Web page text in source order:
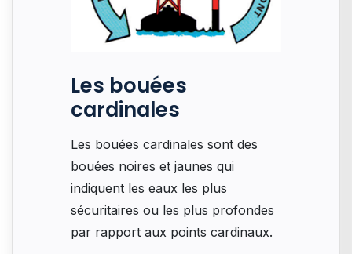
Les bouées
cardinales
Les bouées cardinales sont des
bouées noires et jaunes qui
indiquent les eaux les plus
sécuritaires ou les plus profondes
par rapport aux points cardinaux.